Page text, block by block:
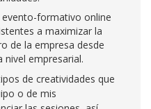
formativo online
a maximizar la
de la empresa desde
nivel empresarial.
de creatividades que
o de mis